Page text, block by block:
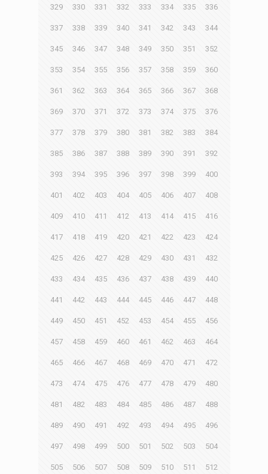
329 330 331 332 333 334 335 336
337 338 339 340 341 342 343 344
345 346 347 348 349 350 351 352
353 354 355 356 357 358 359 360
361 362 363 364 365 366 367 368
369 370 371 372 373 374 375 376
377 378 379 380 381 382 383 384
385 386 387 388 389 390 391 392
393 394 395 396 397 398 399 400
401 402 403 404 405 406 407 408
409 410 411 412 413 414 415 416
417 418 419 420 421 422 423 424
425 426 427 428 429 430 431 432
433 434 435 436 437 438 439 440
441 442 443 444 445 446 447 448
449 450 451 452 453 454 455 456
457 458 459 460 461 462 463 464
465 466 467 468 469 470 471 472
473 474 475 476 477 478 479 480
481 482 483 484 485 486 487 488
489 490 491 492 493 494 495 496
497 498 499 500 501 502 503 504
505 506 507 508 509 510 511 512